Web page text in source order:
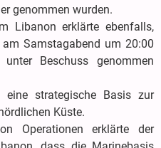
genommen wurden.
Libanon erklärte ebenfalls,
Samstagabend um 20:00
Beschuss genommen
strategische Basis zur
Küste.
Operationen erklärte der